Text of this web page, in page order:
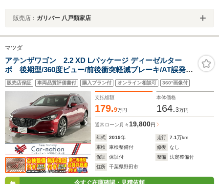
販売店： ガリバー 八戸類家店
マツダ
アテンザワゴン 2.2 XD Lパッケージ ディーゼルター
ボ 後期型/360度ビュー/前後衝突軽減ブレーキ/AT誤発進
抑制/全車速追従クルコン/LKA/車線逸脱警報/BSM/前後P
センサー/茶本革/Pシート/シートヒーター/マツコネ/地デ
ジ・DVD再生/Bluetooth/ETC
販売店保証 車両品質評価書付 購入プラン付 オンライン相談可 360°画像付
支払総額
179.9万円
本体価格
164.3万円
通常ローン 月々 19,800円
年式 2019年 走行 7.1万km
車検
車検整備付 修復
なし
保証
保証付 整備
法定整備付
住所
千葉県野田市
今すぐ在庫確認・見積依頼